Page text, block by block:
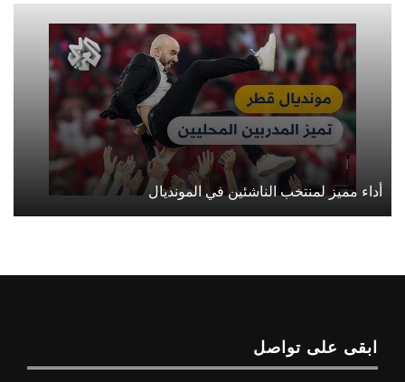
أداء مميز لمنتخب الناشئين في المونديال
ابقى على تواصل